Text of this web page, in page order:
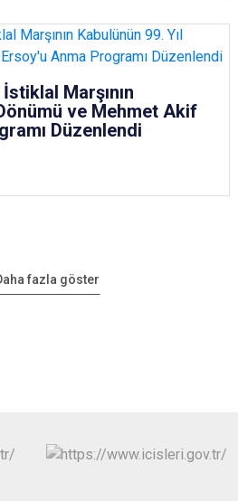
Marşının
ve Mehmet Akif
Düzenlendi
fazla göster